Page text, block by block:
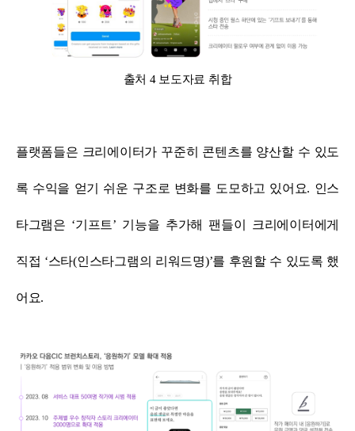
출처 4 보도자료 취합
플랫폼들은 크리에이터가 꾸준히 콘텐츠를 양산할 수 있도
록 수익을 얻기 쉬운 구조로 변화를 도모하고 있어요. 인스
타그램은 ‘기프트’ 기능을 추가해 팬들이 크리에이터에게
직접 ‘스타(인스타그램의 리워드명)’를 후원할 수 있도록 했
어요.